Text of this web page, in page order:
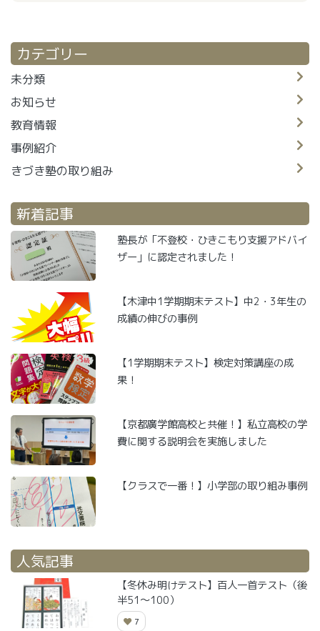
カテゴリー
未分類
お知らせ
教育情報
事例紹介
きづき塾の取り組み
新着記事
塾長が「不登校・ひきこもり支援アドバイ
ザー」に認定されました！
【木津中1学期期末テスト】中2・3年生の
成績の伸びの事例
【1学期期末テスト】検定対策講座の成
果！
【京都廣学館高校と共催！】私立高校の学
費に関する説明会を実施しました
【クラスで一番！】小学部の取り組み事例
人気記事
【冬休み明けテスト】百人一首テスト（後
半51～100）
7